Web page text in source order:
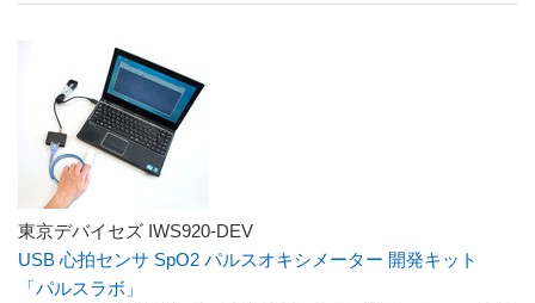
東京デバイセズ IWS920-DEV
USB 心拍センサ SpO2 パルスオキシメーター 開発キット
「パルスラボ」